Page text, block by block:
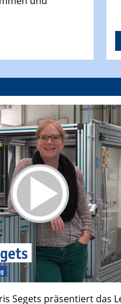
Segets präsentiert das